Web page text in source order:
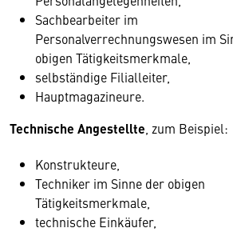
Sachbearbeiter im
Personalverrechnungswesen im
obigen Tätigkeitsmerkmale,
selbständige Filialleiter,
Hauptmagazineure.
Technische Angestellte , zum Beispiel:
Konstrukteure,
Techniker im Sinne der obigen
Tätigkeitsmerkmale,
technische Einkäufer,